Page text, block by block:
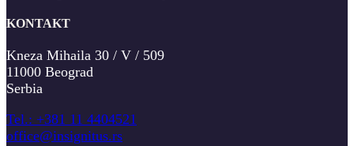
KONTAKT
Kneza Mihaila 30 / V / 509
11000 Beograd
Serbia
Tel.: +381 11 4404521
office@insignitus.rs